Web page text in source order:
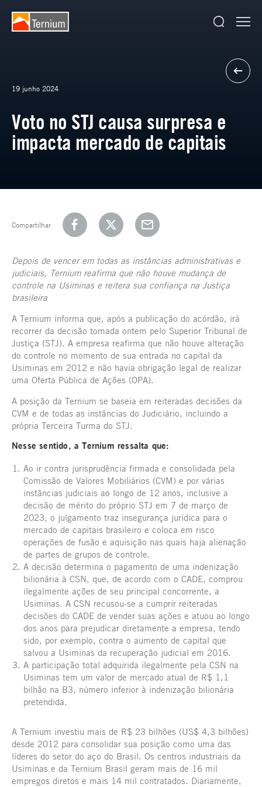
19 junho 2024
Voto no STJ causa surpresa e
impacta mercado de capitais
Compartilhar
Depois de vencer em todas as instâncias administrativas e
judiciais, Ternium reafirma que não houve mudança de
controle na Usiminas e reitera sua confiança na Justiça
brasileira
A Ternium informa que, após a publicação do acórdão, irá
recorrer da decisão tomada ontem pelo Superior Tribunal de
Justiça (STJ). A empresa reafirma que não houve alteração
do controle no momento de sua entrada no capital da
Usiminas em 2012 e não havia obrigação legal de realizar
uma Oferta Pública de Ações (OPA).
A posição da Ternium se baseia em reiteradas decisões da
CVM e de todas as instâncias do Judiciário, incluindo a
própria Terceira Turma do STJ.
Nesse sentido, a Ternium ressalta que:
Ao ir contra jurisprudência firmada e consolidada pela
Comissão de Valores Mobiliários (CVM) e por várias
instâncias judiciais ao longo de 12 anos, inclusive a
decisão de mérito do próprio STJ em 7 de março de
2023, o julgamento traz insegurança jurídica para o
mercado de capitais brasileiro e coloca em risco
operações de fusão e aquisição nas quais haja alienação
de partes de grupos de controle.
A decisão determina o pagamento de uma indenização
bilionária à CSN, que, de acordo com o CADE, comprou
ilegalmente ações de seu principal concorrente, a
Usiminas. A CSN recusou-se a cumprir reiteradas
decisões do CADE de vender suas ações e atuou ao longo
dos anos para prejudicar diretamente a empresa, tendo
sido, por exemplo, contra o aumento de capital que
salvou a Usiminas da recuperação judicial em 2016.
A participação total adquirida ilegalmente pela CSN na
Usiminas tem um valor de mercado atual de R$ 1,1
bilhão na B3, número inferior à indenização bilionária
pretendida.
A Ternium investiu mais de R$ 23 bilhões (US$ 4,3 bilhões)
desde 2012 para consolidar sua posição como uma das
líderes do setor do aço do Brasil. Os centros industriais da
Usiminas e da Ternium Brasil geram mais de 16 mil
empregos diretos e mais 14 mil contratados. Diariamente,